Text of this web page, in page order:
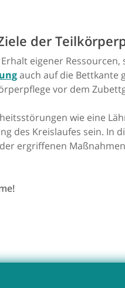
der
eigener
auch auf die Bettkante
vor dem
wie eine
des Kreislaufes sein. In
ergriffenen